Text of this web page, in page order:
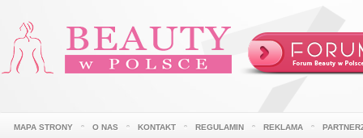
MAPA STRONY O NAS KONTAKT REGULAMIN REKLAMA